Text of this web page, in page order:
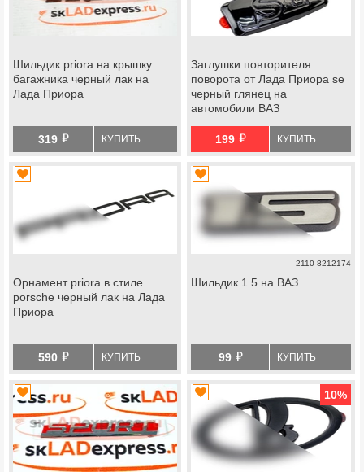
Шильдик priora на крышку
багажника черный лак на
Лада Приора
319 й КУПИТЬ
Заглушки повторителя
поворота от Лада Приора se
черный глянец на
автомобили ВАЗ
199 й КУПИТЬ
Орнамент priora в стиле
porsche черный лак на Лада
Приора
590 й КУПИТЬ
2110-8212174
Шильдик 1.5 на ВАЗ
99 й КУПИТЬ
10%